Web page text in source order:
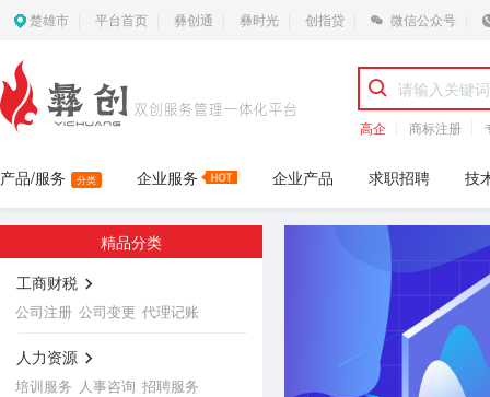
楚雄市 平台首页 彝创通 彝时光 创指贷 微信公众号
高企 商标注册
产品/服务 分类 企业服务 企业产品 求职招聘 技
精品分类
工商财税
公司注册 公司变更 代理记账
人力资源
培训服务 人事咨询 招聘服务